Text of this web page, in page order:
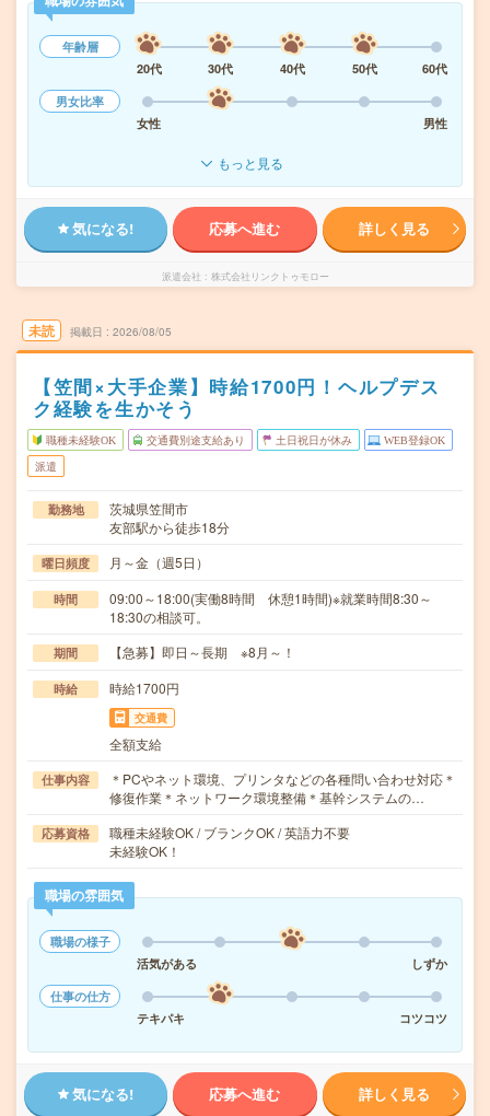
年齢層
20代
30代 40代 50代
60代
男女比率
女性
男性
もっと見る
気になる! 応募へ進む 詳しく見る
派遣会社 株式会社リンクトゥモロー
未読 掲載日 2026/08/05
【笠間×大手企業】時給1700円！ヘルプデス
ク経験を生かそう
職種未経験OK 交通費別途支給あり 土日祝日が休み WEB登録OK
派遣
勤務地
茨城県笠間市
友部駅から徒歩18分
曜日頻度 月～金（週5日）
時間
09:00～18:00(実働8時間 休憩1時間)※就業時間8:30～
18:30の相談可。
期間 【急募】即日～長期 ※8月～！
時給 時給1700円
交通費
全額支給
仕事内容
＊PCやネット環境、プリンタなどの各種問い合わせ対応＊
修復作業＊ネットワーク環境整備＊基幹システムの…
応募資格
職種未経験OK / ブランクOK / 英語力不要
未経験OK！
職場の雰囲気
職場の様子
活気がある
しずか
仕事の仕方
テキパキ
コツコツ
気になる! 応募へ進む 詳しく見る